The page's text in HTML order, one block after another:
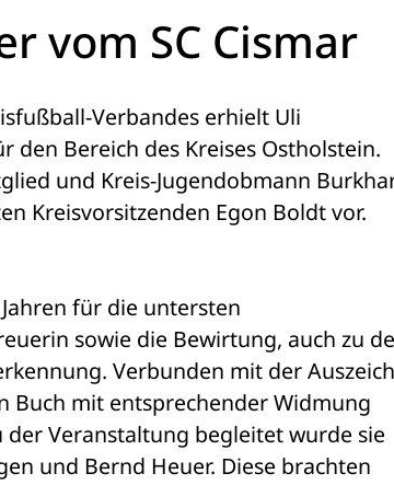
vom SC Cismar
Verbandes erhielt Uli
den Bereich des Kreises Ostholstein.
und Kreis-Jugendobmann
für die untersten
sowie die Bewirtung, auch zu
Verbunden mit der
Buch mit entsprechender Widmung
Veranstaltung begleitet wurde sie
und Bernd Heuer. Diese brachten